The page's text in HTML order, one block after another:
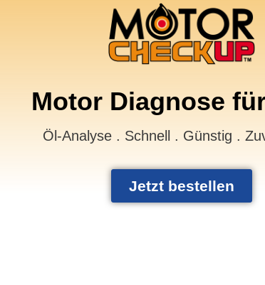
Motor Diagnose
Öl-Analyse . Schnell . Günstig .
Jetzt bestellen